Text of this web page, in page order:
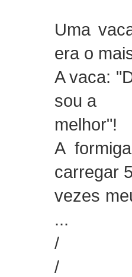
Uma
era o
A vaca:
sou a
melhor"!
A
carregar
vezes
...
/
/